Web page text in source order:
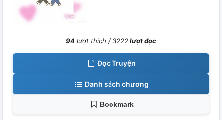
94 lượt thích /3222lượt đọc
Đọc Truyện
Danh sách chương
Bookmark